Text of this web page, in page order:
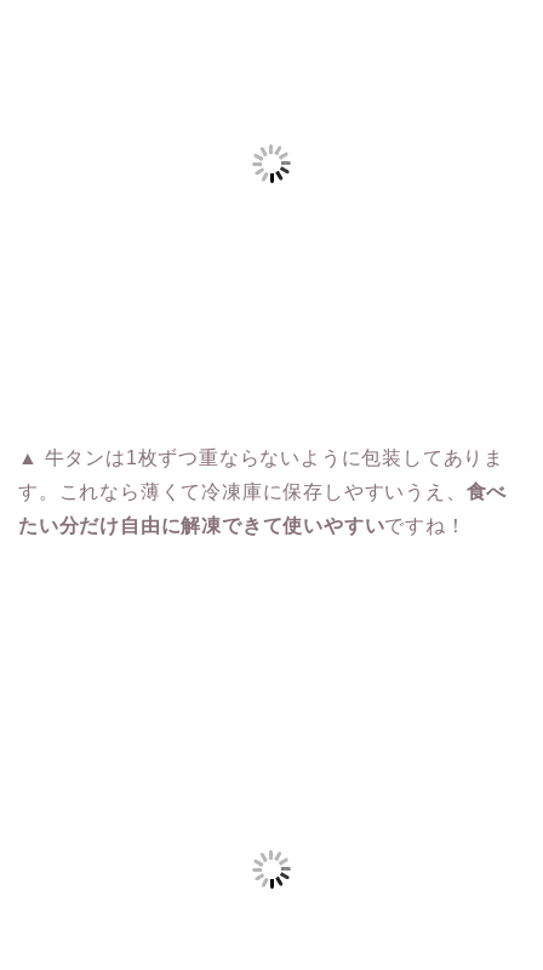
▲ 牛タンは1枚ずつ重ならないように包装してありま
す。これなら薄くて冷凍庫に保存しやすいうえ、 食べ
たい分だけ自由に解凍できて使いやすいですね！